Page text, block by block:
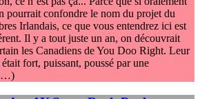
pourrait confondre le nom du projet du
Irlandais, ce que vous entendrez ici est
Il y a tout juste un an, on découvrait
les Canadiens de You Doo Right. Leur
fort, puissant, poussé par une